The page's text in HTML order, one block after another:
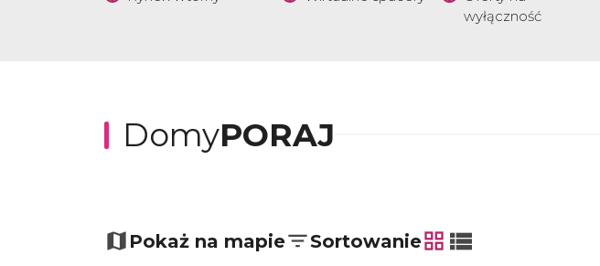
wyłączność
DomyPORAJ
−Pokaż na mapie Sortowanie
tabela
lista